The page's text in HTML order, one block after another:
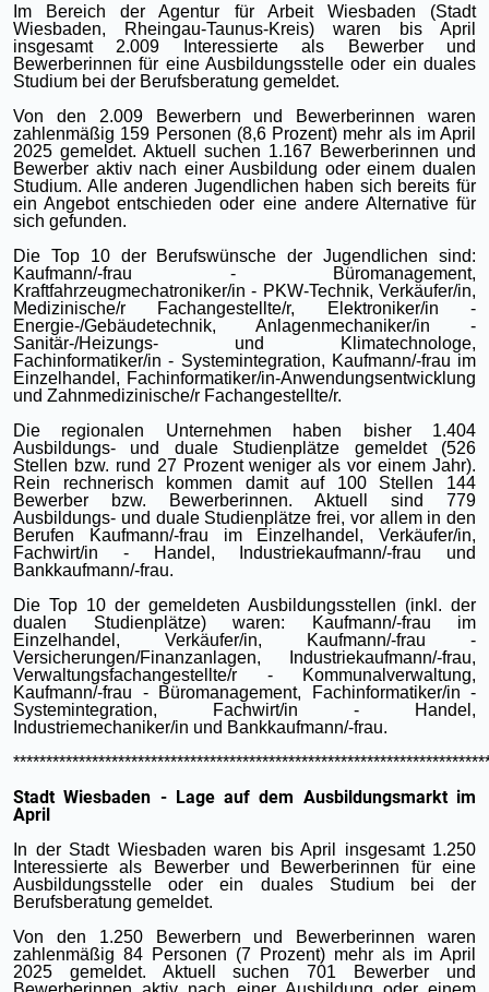
Im Bereich der Agentur für Arbeit Wiesbaden (Stadt
Wiesbaden, Rheingau-Taunus-Kreis) waren bis April
insgesamt 2.009 Interessierte als Bewerber und
Bewerberinnen für eine Ausbildungsstelle oder ein duales
Studium bei der Berufsberatung gemeldet.
Von den 2.009 Bewerbern und Bewerberinnen waren
zahlenmäßig 159 Personen (8,6 Prozent) mehr als im April
2025 gemeldet. Aktuell suchen 1.167 Bewerberinnen und
Bewerber aktiv nach einer Ausbildung oder einem dualen
Studium. Alle anderen Jugendlichen haben sich bereits für
ein Angebot entschieden oder eine andere Alternative für
sich gefunden.
Die Top 10 der Berufswünsche der Jugendlichen sind:
Kaufmann/-frau - Büromanagement,
Kraftfahrzeugmechatroniker/in - PKW-Technik, Verkäufer/in,
Medizinische/r Fachangestellte/r, Elektroniker/in -
Energie-/Gebäudetechnik, Anlagenmechaniker/in -
Sanitär-/Heizungs- und Klimatechnologe,
Fachinformatiker/in - Systemintegration, Kaufmann/-frau im
Einzelhandel, Fachinformatiker/in-Anwendungsentwicklung
und Zahnmedizinische/r Fachangestellte/r.
Die regionalen Unternehmen haben bisher 1.404
Ausbildungs- und duale Studienplätze gemeldet (526
Stellen bzw. rund 27 Prozent weniger als vor einem Jahr).
Rein rechnerisch kommen damit auf 100 Stellen 144
Bewerber bzw. Bewerberinnen. Aktuell sind 779
Ausbildungs- und duale Studienplätze frei, vor allem in den
Berufen Kaufmann/-frau im Einzelhandel, Verkäufer/in,
Fachwirt/in - Handel, Industriekaufmann/-frau und
Bankkaufmann/-frau.
Die Top 10 der gemeldeten Ausbildungsstellen (inkl. der
dualen Studienplätze) waren: Kaufmann/-frau im
Einzelhandel, Verkäufer/in, Kaufmann/-frau -
Versicherungen/Finanzanlagen, Industriekaufmann/-frau,
Verwaltungsfachangestellte/r - Kommunalverwaltung,
Kaufmann/-frau - Büromanagement, Fachinformatiker/in -
Systemintegration, Fachwirt/in - Handel,
Industriemechaniker/in und Bankkaufmann/-frau.
Stadt Wiesbaden - Lage auf dem Ausbildungsmarkt im
April
In der Stadt Wiesbaden waren bis April insgesamt 1.250
Interessierte als Bewerber und Bewerberinnen für eine
Ausbildungsstelle oder ein duales Studium bei der
Berufsberatung gemeldet.
Von den 1.250 Bewerbern und Bewerberinnen waren
zahlenmäßig 84 Personen (7 Prozent) mehr als im April
2025 gemeldet. Aktuell suchen 701 Bewerber und